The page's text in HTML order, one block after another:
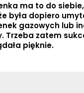
ma to do
była dopiero
gazowych lub
Trzeba zatem
pięknie.